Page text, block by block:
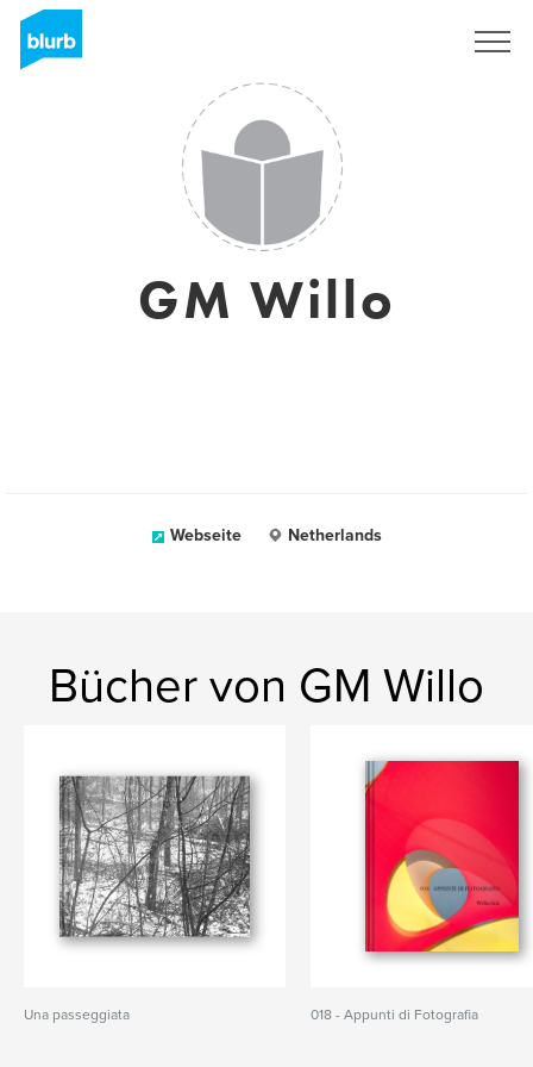
GM Willo
Webseite Netherlands
Bücher von GM Willo
Una passeggiata 018 - Appunti di Fotografia